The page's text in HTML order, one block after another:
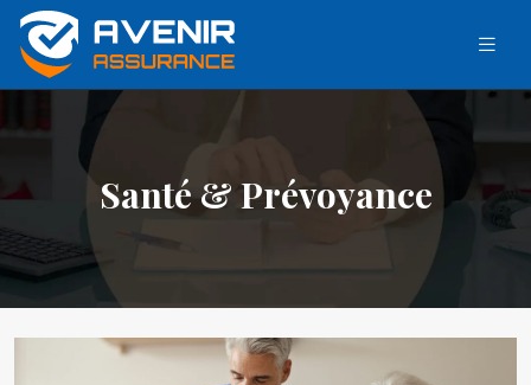
Santé & Prévoyance